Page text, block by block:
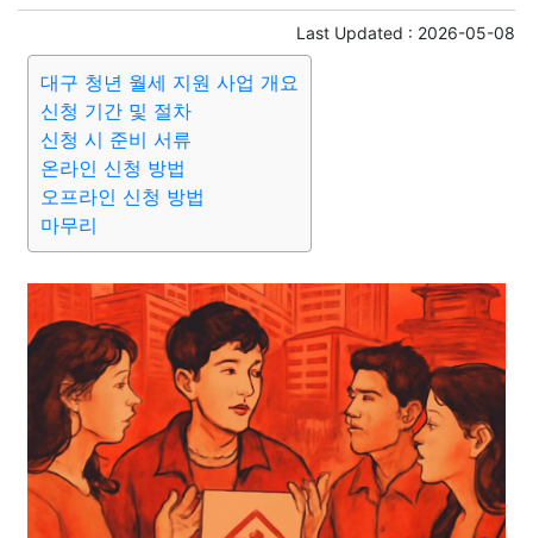
미용 증권 인테리어
요리 상품리뷰 원예 금융 게임
대출 자동차 취미
종교 사회
부동산 외국어 교육 교통 생활 기타
Last Updated : 2026-05-08
대구 청년 월세 지원 사업 개요
신청 기간 및 절차
신청 시 준비 서류
온라인 신청 방법
오프라인 신청 방법
마무리